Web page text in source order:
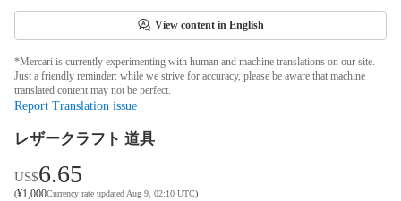
View content in English
*Mercari is currently experimenting with human and machine translations on our site.
Just a friendly reminder: while we strive for accuracy, please be aware that machine
translated content may not be perfect.
Report Translation issue
レザークラフト 道具
US$6.65
(¥1,000Currency rate updated Aug 9, 02:10 UTC)